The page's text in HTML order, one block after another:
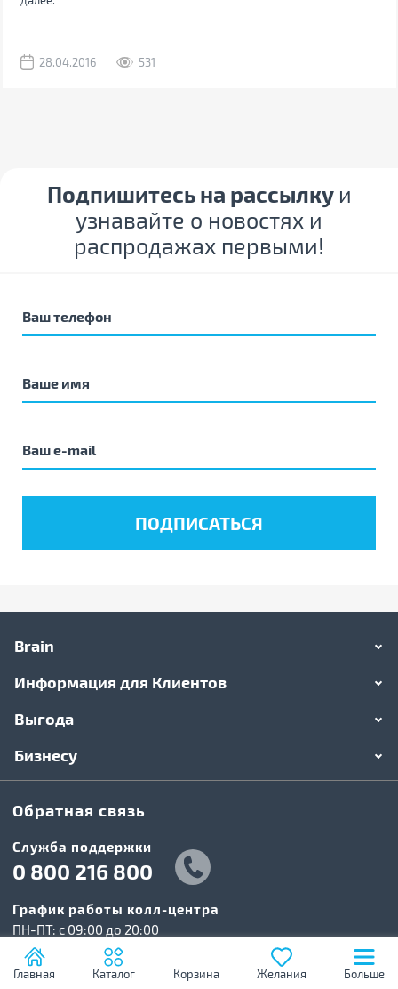
28.04.2016 531
Подпишитесь на рассылку и
узнавайте о новостях и
распродажах первыми!
Brain
Информация для Клиентов
Выгода
Бизнесу
Обратная связь
Служба поддержки
0 800 216 800
График работы колл-центра
ПН-ПТ: c 09:00 до 20:00
СБ-ВС: c 10:00 до 19:00
Служебный вход
Главная Каталог Корзина Желания Больше